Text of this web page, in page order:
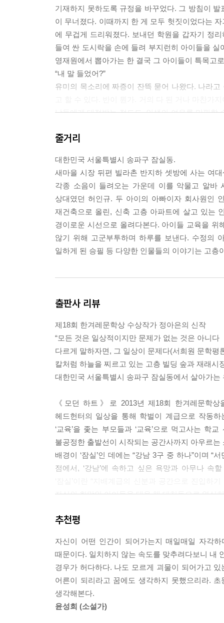
기재하지 못하도록 규정을 바꾸었다. 그 방침이
이 무너졌다. 이때까지 한 게 모두 헛짓이었다는
에 무겁게 드리워졌다. 보내던 학원을 갑자기 정
들여 싼 도시락을 손에 들려 부지런히 아이들을
영재원에서 뽑아가는 한 결국 그 아이들이 특목고
“내 말 들었어?”
유미의 목소리에 짜증이 잔뜩 묻어 나왔다. 나라
남들에게 대접받는 정도도, 인생의 여유를 만끽할
이상주의이다.
P.278 : 이 여자는 필시, 자기 남편이 의사니까 자
나 의사나 변호사 같은 사람들, 혹은 그 배우자를
만 쏙쏙 빼먹으려 하는 여자. 남편의 지위를 자기
면서 사회와의 끈을 놓지 않으려 하는 것은 경제
---본문 중에서
줄거리
대한민국 서울특별시 송파구 잠실동.
새마을 시장 뒤편 빌라촌 반지하 셋방에 사는 여
각종 소음이 들려오는 가운데 이를 악물고 알바
상대였던 허인규. 두 아이의 아빠이자 회사원인
재건축으로 올린, 신축 고층 아파트에 살고 있는
경이로운 시선으로 올려다본다. 아이들 교육을
않기 위해 고군부투하며 하루를 보낸다. 수정의
일하게 된 승필 등 다양한 인물들의 이야기는 고
출판사 리뷰
제18회 한겨레문학상 수상작가 정아은의 신작
“모든 것은 일상적이지만 문제가 없는 것은 아니다
다르게 말하자면, 그 일상이 문제다(서희원 문학평
칼처럼 하늘을 찌르고 있는 고층 빌딩 숲과 재래시
대한민국 서울특별시 송파구 잠실동에서 살아가는
《모던 하트》로 2013년 제18회 한겨레문학
헤드헌터의 일상을 통해 학벌이 계급으로 작동
‘교육’을 좇는 부모들과 ‘교육’으로 먹고사는
불공정한 출발선이 시작되는 공간사까지 아우르는
배경이 ‘잠실’인 데에는 “강남 3구 중 하나”이며
점에서, ‘강남’에 속하고 싶은 욕망과 아무나 속
자신의 희망인 아이들을 태운 채 대치동으로 열심
문학평론가 서희원은 “좋은 다큐멘터리 작가가 그
있는 대학생, 주과목이 아니라서 홀대받고, 태어
치욕감을 견디면서 엄마들 눈치를 살피는 과외
떠도는 소문에도 쉽게 흔들리는 갈대 같은 부모
않는 선이 그어지고 그 선을 벗어나는 반전은 쉽
이렇듯 작가가 묘사하는 이 사회의 민낯은 잠실
가슴에 뚫려 있고, 그로 인해 우리의 삶이 되돌릴
추천평
자신이 어떤 인간이 되어가는지 매일매일 자각
때문이다. 일치하지 않는 속도를 맞추려다보니 내
경우가 허다하다. 나도 모르게 괴물이 되어가고
어른이 되리라고 꿈에도 생각하지 못했으리라.
생각해본다.
윤성희 (소설가)